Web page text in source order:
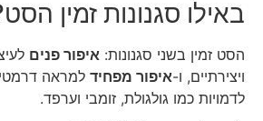
באילו סגנונות זמין
הסט זמין בשני סגנונות: איפור פנים
ויצירתיים, ו-איפור מפחיד למראה
לדמויות כמו גולגולת, זומבי וערפד.